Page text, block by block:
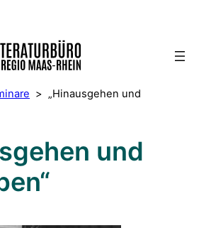
> „Hinausgehen und
und